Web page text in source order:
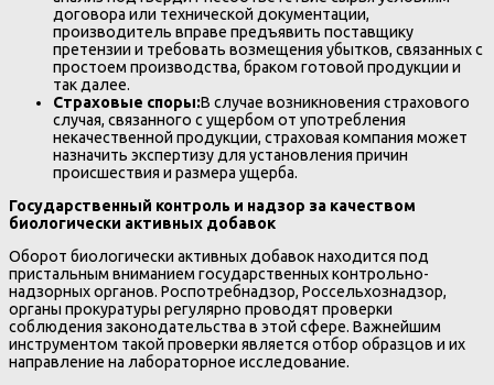
договора или технической документации,
производитель вправе предъявить поставщику
претензии и требовать возмещения убытков, связанных с
простоем производства, браком готовой продукции и
так далее.
Страховые споры:В случае возникновения страхового
случая, связанного с ущербом от употребления
некачественной продукции, страховая компания может
назначить экспертизу для установления причин
происшествия и размера ущерба.
Государственный контроль и надзор за качеством
биологически активных добавок
Оборот биологически активных добавок находится под
пристальным вниманием государственных контрольно-
надзорных органов. Роспотребнадзор, Россельхознадзор,
органы прокуратуры регулярно проводят проверки
соблюдения законодательства в этой сфере. Важнейшим
инструментом такой проверки является отбор образцов и их
направление на лабораторное исследование.